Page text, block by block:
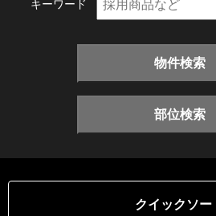
キーワード
物件検索
部位検索
クイックソー